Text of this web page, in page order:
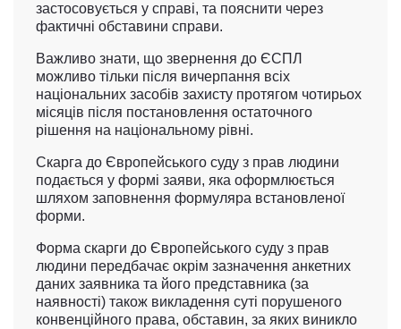
застосовується у справі, та пояснити через
фактичні обставини справи.
Важливо знати, що звернення до ЄСПЛ
можливо тільки після вичерпання всіх
національних засобів захисту протягом чотирьох
місяців після постановлення остаточного
рішення на національному рівні.
Скарга до Європейського суду з прав людини
подається у формі заяви, яка оформлюється
шляхом заповнення формуляра встановленої
форми.
Форма скарги до Європейського суду з прав
людини передбачає окрім зазначення анкетних
даних заявника та його представника (за
наявності) також викладення суті порушеного
конвенційного права, обставин, за яких виникло